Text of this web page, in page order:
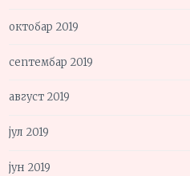
октобар 2019
септембар 2019
август 2019
јул 2019
јун 2019